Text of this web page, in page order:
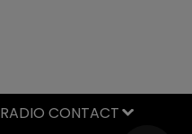
RADIO CONTACT